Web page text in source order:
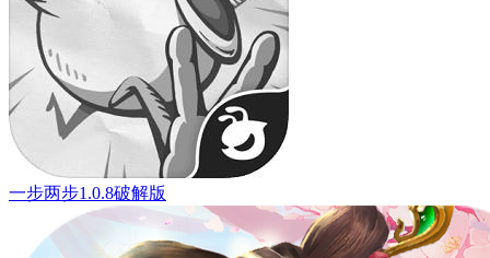
一步两步1.0.8破解版